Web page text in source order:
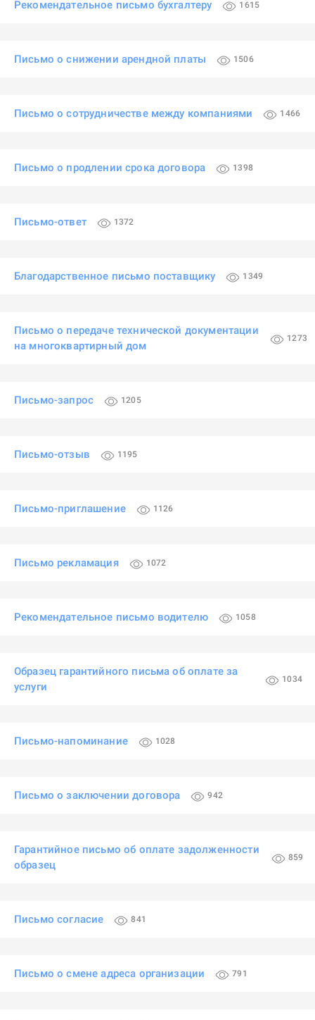
Рекомендательное письмо бухгалтеру 1615
Письмо о снижении арендной платы 1506
Письмо о сотрудничестве между компаниями 1466
Письмо о продлении срока договора 1398
Письмо-ответ 1372
Благодарственное письмо поставщику 1349
Письмо о передаче технической документации
на многоквартирный дом
1273
Письмо-запрос 1205
Письмо-отзыв 1195
Письмо-приглашение 1126
Письмо рекламация 1072
Рекомендательное письмо водителю 1058
Образец гарантийного письма об оплате за
услуги
1034
Письмо-напоминание 1028
Письмо о заключении договора 942
Гарантийное письмо об оплате задолженности
образец
859
Письмо согласие 841
Письмо о смене адреса организации 791